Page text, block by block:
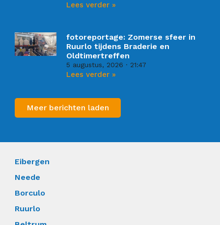
Lees verder »
fotoreportage: Zomerse sfeer in
Ruurlo tijdens Braderie en
Oldtimertreffen
5 augustus, 2026 21:47
Lees verder »
Meer berichten laden
Eibergen
Neede
Borculo
Ruurlo